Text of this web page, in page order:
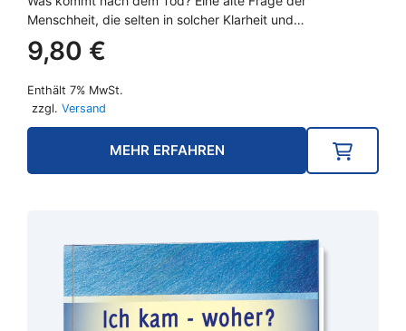
Menschheit, die selten in solcher Klarheit und…
9,80 €
Enthält 7% MwSt.
zzgl. Versand
MEHR ERFAHREN